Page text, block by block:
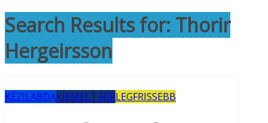
Search Results for: Thorir
Hergeirsson
KÉZILABDAKIEMELT HÍRLEGFRISSEBB